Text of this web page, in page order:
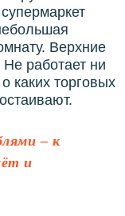
Верхние
Не работает ни
каких торговых
– к
и